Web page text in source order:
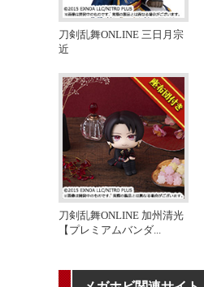
刀剣乱舞ONLINE 三日月宗
近
刀剣乱舞ONLINE 加州清光
【プレミアムバンダ...